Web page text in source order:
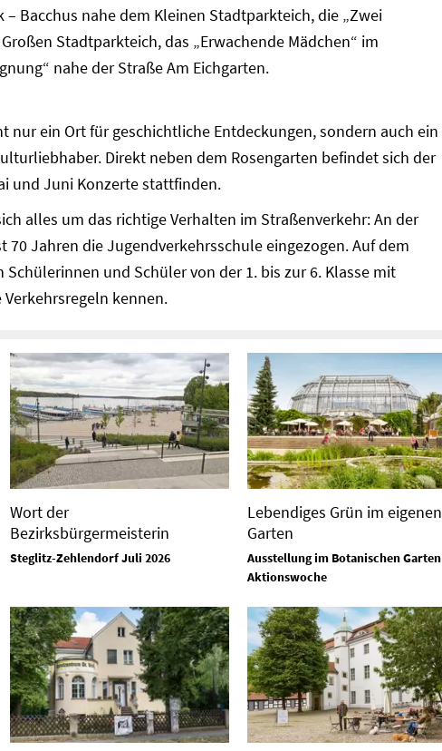
Bacchus nahe dem Kleinen Stadtparkteich, die „Zwei
Stadtparkteich, das „Erwachende Mädchen“ im
nahe der Straße Am Eichgarten.
nur ein Ort für geschichtliche Entdeckungen, sondern auch ein
Direkt neben dem Rosengarten befindet sich der
und Juni Konzerte stattfinden.
alles um das richtige Verhalten im Straßenverkehr: An der
70 Jahren die Jugendverkehrsschule eingezogen. Auf dem
und Schüler von der 1. bis zur 6. Klasse mit
kennen.
Wort der
Bezirksbürgermeisterin
Steglitz-Zehlendorf Juli 2026
Lebendiges Grün im eigenen
Garten
Ausstellung im Botanischen
Aktionswoche